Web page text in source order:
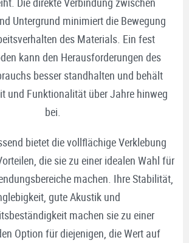
Untergrund minimiert die Bewegung
des Materials. Ein fest
kann den Herausforderungen des
besser standhalten und behält
und Funktionalität über Jahre hinweg
bei.
bietet die vollflächige Verklebung
die sie zu einer idealen Wahl für
machen. Ihre Stabilität,
gute Akustik und
machen sie zu einer
Option für diejenigen, die Wert auf